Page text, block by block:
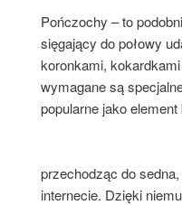
Pończochy – to
sięgający do połowy
koronkami,
wymagane są
popularne jako
przechodząc do
internecie. Dzięki